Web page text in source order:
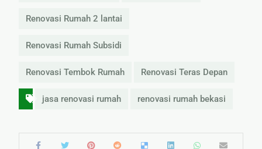
Renovasi Rumah 2 lantai
Renovasi Rumah Subsidi
Renovasi Tembok Rumah Renovasi Teras Depan
jasa renovasi rumah renovasi rumah bekasi